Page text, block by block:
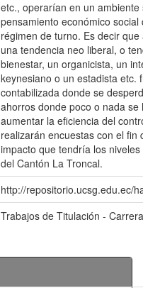
etc., operarían en un ambiente
pensamiento económico
régimen de turno. Es decir
una tendencia neo liberal, o
bienestar, un organicista, un
keynesiano o un estadista etc.
contabilizada donde se
ahorros donde poco o nada se
aumentar la eficiencia del
realizarán encuestas con el fin
impacto que tendría los
del Cantón La Troncal.
http://repositorio.ucsg.edu.ec/
Trabajos de Titulación -